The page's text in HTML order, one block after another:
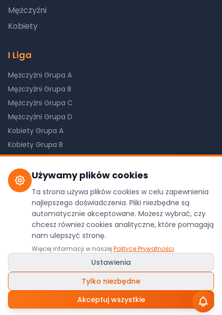
Używamy plików cookies
Ta strona używa plików cookies w celu zapewnienia
najlepszego doświadczenia. Pliki niezbędne są
automatycznie akceptowane. Możesz wybrać, czy
chcesz również cookies analityczne, które pomagają
nam ulepszyć stronę.
Więcej informacji w naszej Polityce Prywatności
Ustawienia
Tylko niezbędne
Akceptuj wszystkie
Mężczyźni
Kobiety
I Liga
Mężczyźni Grupa A
Mężczyźni Grupa B
Mężczyźni Grupa C
Mężczyźni Grupa D
Kobiety Grupa A
Kobiety Grupa B
Kobiety Grupa C
©2026Pilkareczna.com. Wszystkie prawa
zastrzeżone.
Dane z oficjalnego API ZPRP
Polityka Prywatności
Wykonanie: WDesign&Codexo/Ludyga.com.pl